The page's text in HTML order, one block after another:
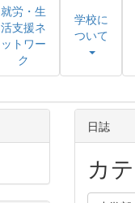
就労・生
活支援ネ
ットワー
ク
学校に
ついて
日誌
カ